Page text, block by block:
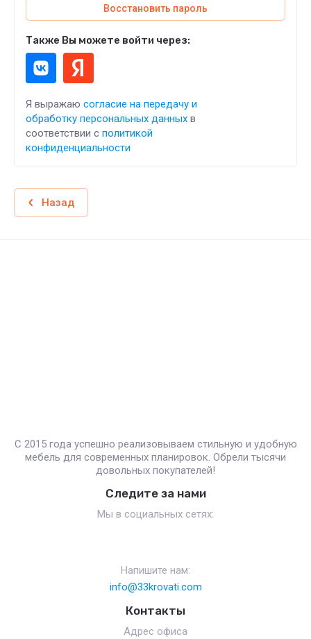
Восстановить пароль
Также Вы можете войти через:
Я выражаю согласие на передачу и
обработку персональных данных в
соответствии с политикой
конфиденциальности
Назад
С 2015 года успешно реализовываем стильную и удобную
мебель для современных планировок. Обрели тысячи
довольных покупателей!
Следите за нами
Мы в социальных сетях:
Напишите нам:
info@33krovati.com
Контакты
Адрес офиса